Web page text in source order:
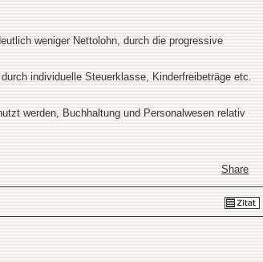
weniger Nettolohn, durch die progressive
individuelle Steuerklasse, Kinderfreibeträge etc.
werden, Buchhaltung und Personalwesen relativ
Share